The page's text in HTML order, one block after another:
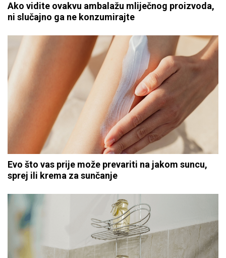
Ako vidite ovakvu ambalažu mliječnog proizvoda,
ni slučajno ga ne konzumirajte
Evo što vas prije može prevariti na jakom suncu,
sprej ili krema za sunčanje